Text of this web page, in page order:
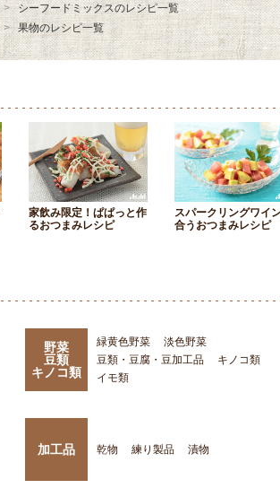
シーフードミックスのレシピ一覧
果物のレシピ一覧
家飲み限定！ぱぱっと作
るおつまみレシピ
スパークリングワイ
合うおつまみレシピ
野菜
豆類
キノコ類
緑黄色野菜
淡色野菜
豆類・豆腐・豆加工品
キノコ類
イモ類
加工品 乾物 練り製品 漬物